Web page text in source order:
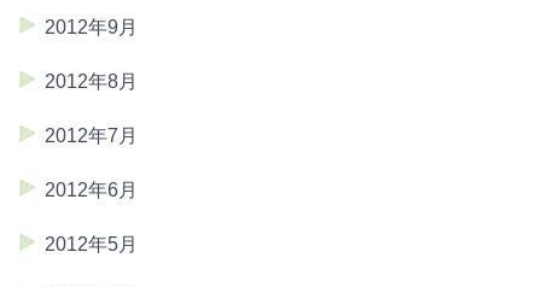
2012年9月
2012年8月
2012年7月
2012年6月
2012年5月